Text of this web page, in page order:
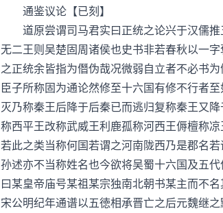
通鉴议论【已刻】
道原尝谓司马君实曰正统之论兴于汉儒推
无二王则吴楚固周诸侯也史书非若春秋以一
之正统余皆指为僭伪哉况微弱自立者不必书
臣子所称固为通论然修至十六国有修不行者
灭乃称秦王后降于后秦已而逃归复称秦王又
称西平王改称武威王利鹿孤称河西王傉檀称
若此之类当称何国若谓之河南陇西乃是郡名
孙述亦不当称姓名也今欲将吴蜀十六国及五
曰某皇帝庙号某祖某宗独南北朝书某主而不
宋公明纪年通谱以五徳相承晋亡之后元魏继